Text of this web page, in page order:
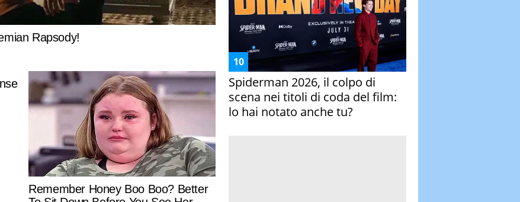
Spiderman 2026, il colpo di
scena nei titoli di coda del film:
lo hai notato anche tu?